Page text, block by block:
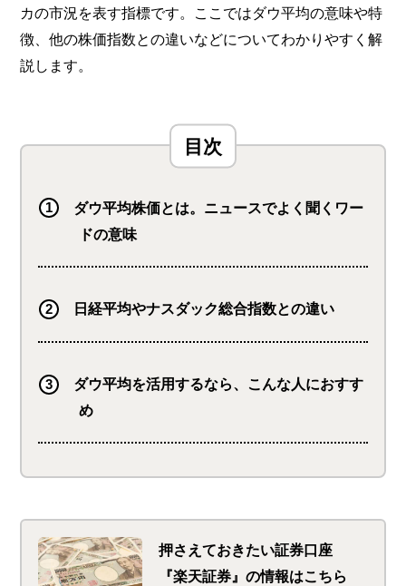
カの市況を表す指標です。ここではダウ平均の意味や特
徴、他の株価指数との違いなどについてわかりやすく解
説します。
ダウ平均株価とは。ニュースでよく聞くワー
ドの意味
日経平均やナスダック総合指数との違い
ダウ平均を活用するなら、こんな人におすす
め
押さえておきたい証券口座
『楽天証券』の情報はこちら